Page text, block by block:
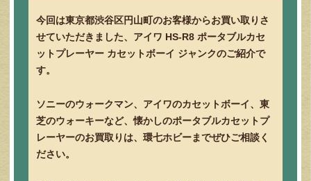
今回は東京都渋谷区円山町のお客様からお買い取りさ
せていただきました、アイワ HS-R8 ポータブルカセ
ットプレーヤー カセットボーイ ジャンクのご紹介で
す。
ソニーのウォークマン、アイワのカセットボーイ、東
芝のウォーキーなど、懐かしのポータブルカセットプ
レーヤーのお買取りは、環七ホビーまでぜひご相談く
ださい。